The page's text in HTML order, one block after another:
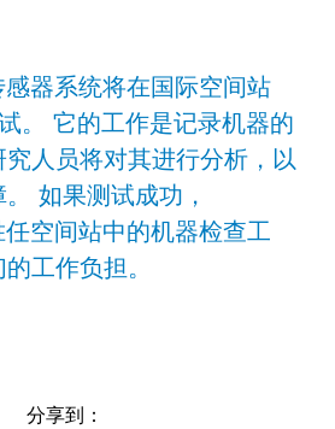
器系统将在国际空间站
。 它的工作是记录机器的
人员将对其进行分析，以
如果测试成功，
空间站中的机器检查工
工作负担。
分享到：